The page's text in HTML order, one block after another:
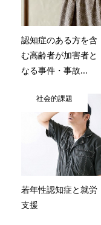
認知症のある方を含
む高齢者が加害者と
なる事件・事故...
社会的課題
若年性認知症と就労
支援